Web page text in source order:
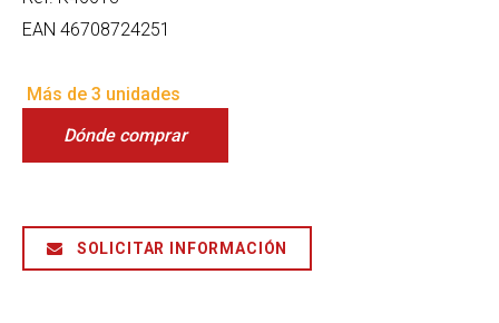
EAN 46708724251
Más de 3 unidades
Dónde comprar
SOLICITAR INFORMACIÓN